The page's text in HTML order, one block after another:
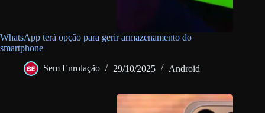
WhatsApp terá opção para gerir armazenamento do
smartphone
Sem Enrolação 29/10/2025 Android